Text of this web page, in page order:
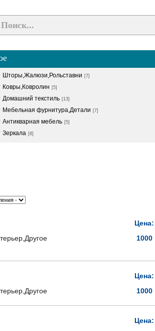
Шторы,Жалюзи,Рольставни [7]
Ковры,Ковролин [5]
Домашний текстиль [13]
Мебельная фурнитура,Детали [7]
Антикварная мебель [5]
Зеркала [8]
Цена:
1000
Цена:
1000
Цена: